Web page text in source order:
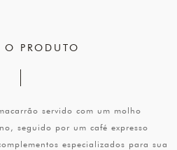
O PRODUTO
servido com um molho
seguido por um café expresso
especializados para sua